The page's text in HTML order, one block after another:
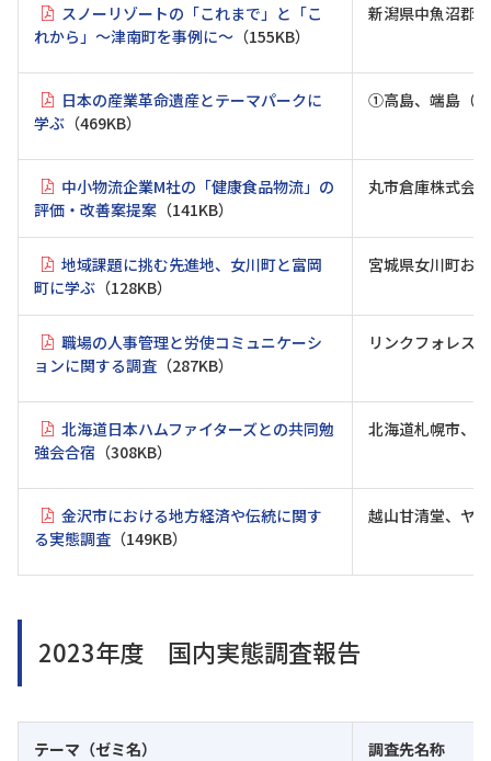
スノーリゾートの「これまで」と「こ
れから」～津南町を事例に～ （155KB）
新潟県中魚沼郡
日本の産業革命遺産とテーマパークに
学ぶ （469KB）
①高島、端島（
中小物流企業M社の「健康食品物流」の
評価・改善案提案 （141KB）
丸市倉庫株式会社
地域課題に挑む先進地、女川町と富岡
町に学ぶ （128KB）
宮城県女川町お
職場の人事管理と労使コミュニケーシ
ョンに関する調査 （287KB）
リンクフォレス
北海道日本ハムファイターズとの共同勉
強会合宿 （308KB）
北海道札幌市、
金沢市における地方経済や伝統に関す
る実態調査 （149KB）
越山甘清堂、ヤ
2023年度 国内実態調査報告
テーマ（ゼミ名） 調査先名称